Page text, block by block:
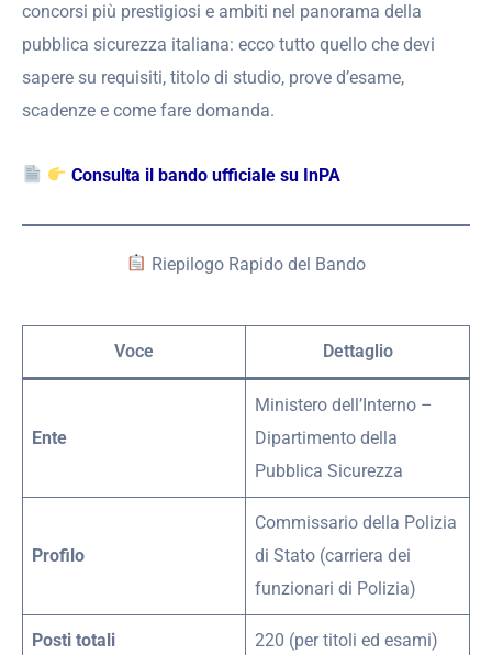
concorsi più prestigiosi e ambiti nel panorama della
pubblica sicurezza italiana: ecco tutto quello che devi
sapere su requisiti, titolo di studio, prove d’esame,
scadenze e come fare domanda.
Consulta il bando ufficiale su InPA
Riepilogo Rapido del Bando
Voce Dettaglio
Ente
Ministero dell’Interno –
Dipartimento della
Pubblica Sicurezza
Profilo
Commissario della Polizia
di Stato (carriera dei
funzionari di Polizia)
Posti totali 220 (per titoli ed esami)